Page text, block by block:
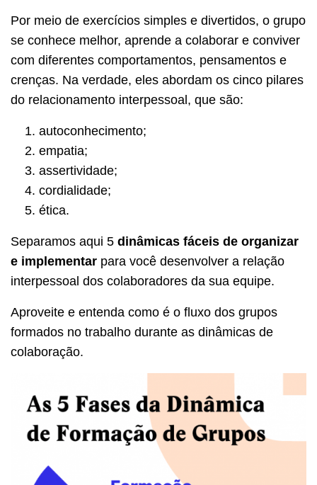
Por meio de exercícios simples e divertidos, o grupo
se conhece melhor, aprende a colaborar e conviver
com diferentes comportamentos, pensamentos e
crenças. Na verdade, eles abordam os cinco pilares
do relacionamento interpessoal, que são:
autoconhecimento;
empatia;
assertividade;
cordialidade;
ética.
Separamos aqui 5 dinâmicas fáceis de organizar
e implementar para você desenvolver a relação
interpessoal dos colaboradores da sua equipe.
Aproveite e entenda como é o fluxo dos grupos
formados no trabalho durante as dinâmicas de
colaboração.